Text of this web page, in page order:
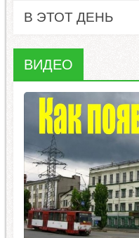
В ЭТОТ ДЕНЬ
ВИДЕО